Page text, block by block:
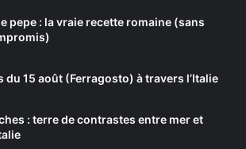
pepe : la vraie recette romaine (sans
du 15 août (Ferragosto) à travers l’Italie
: terre de contrastes entre mer et